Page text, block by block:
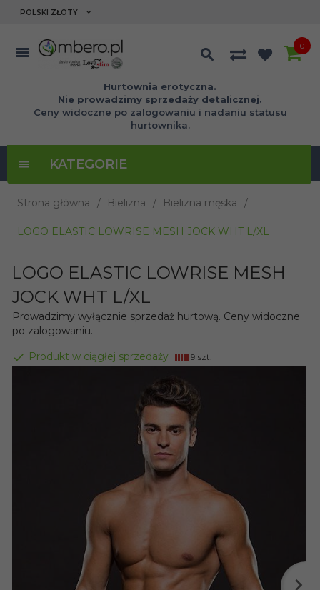
currency_h
POLSKI ZŁOTY
Hurtownia erotyczna.
Nie prowadzimy sprzedaży detalicznej.
Ceny widoczne po zalogowaniu i nadaniu statusu
hurtownika.
0
KATEGORIE
Strona główna Bielizna Bielizna męska
LOGO ELASTIC LOWRISE MESH JOCK WHT L/XL
LOGO ELASTIC LOWRISE MESH
JOCK WHT L/XL
Prowadzimy wyłącznie sprzedaż hurtową. Ceny widoczne
po zalogowaniu.
Produkt w ciągłej sprzedaży 9 szt.